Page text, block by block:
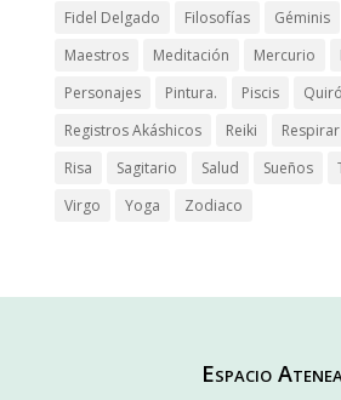
Fidel Delgado
Filosofías Géminis
Maestros
Meditación Mercurio
Personajes
Pintura. Piscis
Registros Akáshicos
Reiki Respirar
Risa
Sagitario Salud Sueños
Virgo
Yoga Zodiaco
Espacio